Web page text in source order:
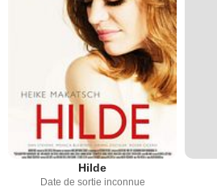
Hilde
Date de sortie inconnue